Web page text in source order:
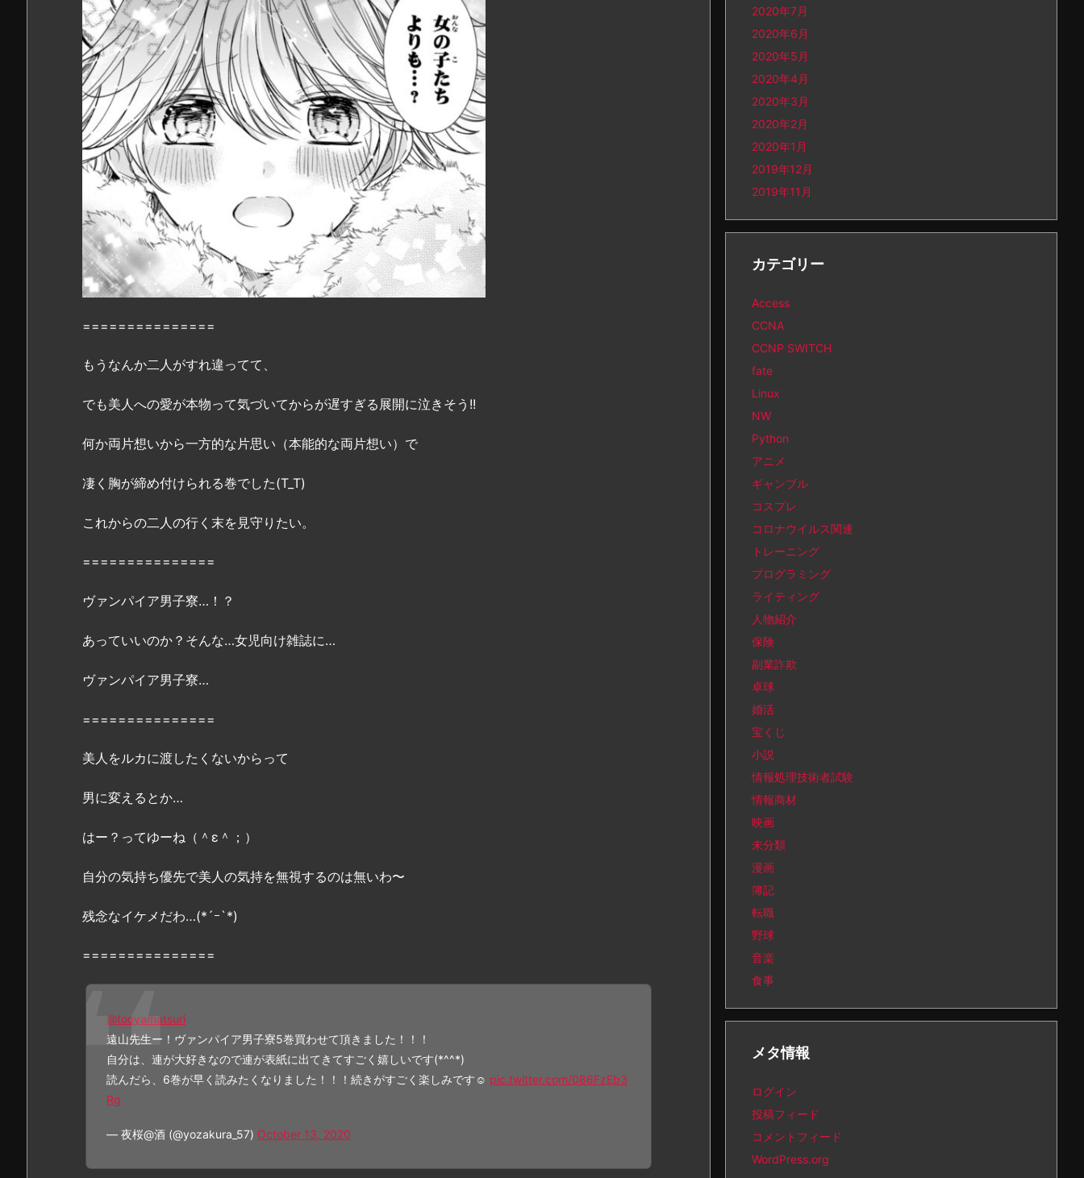
『ヴ
ァ
ン
パ
イ
ア
男
子
寮
5
巻』
の
感
想・
見
こ
を
介！
『ヴ
ン
イ
は
漫
村
z
p、
a
で
ー
ジ
読
む
こ
は
===============
もうなんか二人がすれ違ってて、
でも美人への愛が本物って気づいてからが遅すぎる展開に泣きそう!!
何か両片想いから一方的な片思い（本能的な両片想い）で
凄く胸が締め付けられる巻でした(T_T)
これからの二人の行く末を見守りたい。
===============
ヴァンパイア男子寮…！？
あっていいのか？そんな…女児向け雑誌に…
ヴァンパイア男子寮…
===============
美人をルカに渡したくないからって
男に変えるとか…
はー？ってゆーね（＾ε＾；）
自分の気持ち優先で美人の気持を無視するのは無いわ〜
残念なイケメだわ…(*´ｰ`*)
===============
@tooyamatsuri
遠山先生ー！ヴァンパイア男子寮5巻買わせて頂きました！！！
自分は、連が大好きなので連が表紙に出てきてすごく嬉しいです(*^^*)
読んだら、6巻が早く読みたくなりました！！！続きがすごく楽しみです☺ pic.twitter.com/086FzEb3
Rg
— 夜桜@酒 (@yozakura_57) October 13, 2020
2020年7月
2020年6月
2020年5月
2020年4月
2020年3月
2020年2月
2020年1月
2019年12月
2019年11月
カテゴリー
Access
CCNA
CCNP SWITCH
fate
Linux
NW
Python
アニメ
ギャンブル
コスプレ
コロナウイルス関連
トレーニング
プログラミング
ライティング
人物紹介
保険
副業詐欺
卓球
婚活
宝くじ
小説
情報処理技術者試験
情報商材
映画
未分類
漫画
簿記
転職
野球
音楽
食事
メタ情報
ログイン
投稿フィード
コメントフィード
WordPress.org